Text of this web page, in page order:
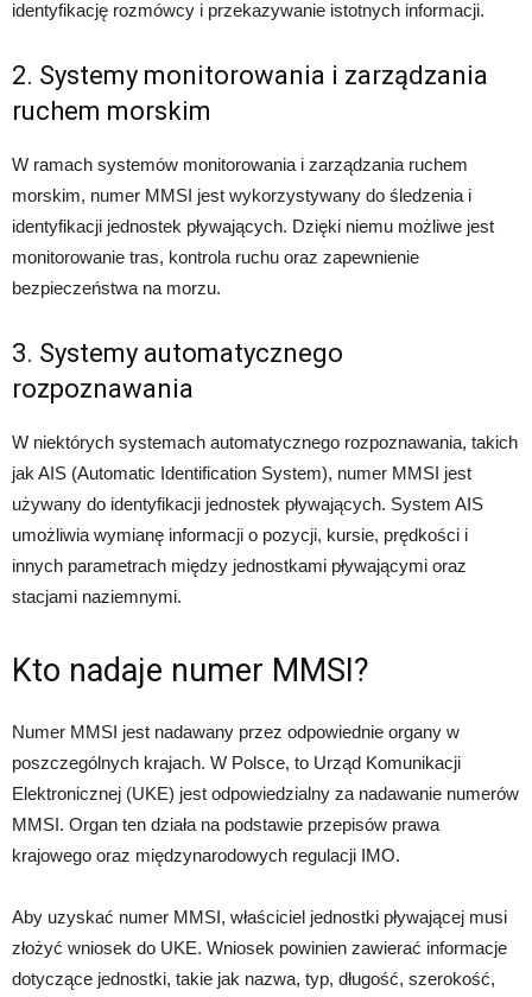
identyfikację rozmówcy i przekazywanie istotnych informacji.
2. Systemy monitorowania i zarządzania
ruchem morskim
W ramach systemów monitorowania i zarządzania ruchem
morskim, numer MMSI jest wykorzystywany do śledzenia i
identyfikacji jednostek pływających. Dzięki niemu możliwe jest
monitorowanie tras, kontrola ruchu oraz zapewnienie
bezpieczeństwa na morzu.
3. Systemy automatycznego
rozpoznawania
W niektórych systemach automatycznego rozpoznawania, takich
jak AIS (Automatic Identification System), numer MMSI jest
używany do identyfikacji jednostek pływających. System AIS
umożliwia wymianę informacji o pozycji, kursie, prędkości i
innych parametrach między jednostkami pływającymi oraz
stacjami naziemnymi.
Kto nadaje numer MMSI?
Numer MMSI jest nadawany przez odpowiednie organy w
poszczególnych krajach. W Polsce, to Urząd Komunikacji
Elektronicznej (UKE) jest odpowiedzialny za nadawanie numerów
MMSI. Organ ten działa na podstawie przepisów prawa
krajowego oraz międzynarodowych regulacji IMO.
Aby uzyskać numer MMSI, właściciel jednostki pływającej musi
złożyć wniosek do UKE. Wniosek powinien zawierać informacje
dotyczące jednostki, takie jak nazwa, typ, długość, szerokość,